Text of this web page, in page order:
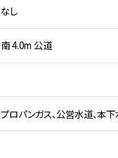
なし
南 4.0m 公道
プロパンガス、公営水道、本